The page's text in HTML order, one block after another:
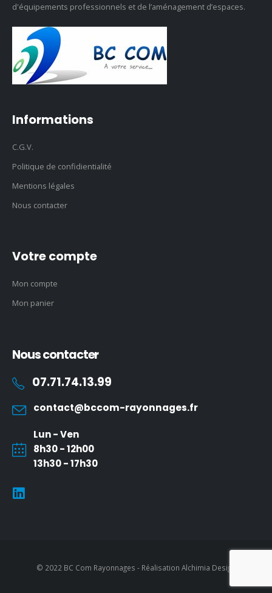
d'équipements professionnels et de l’aménagement d’espaces.
Informations
C.G.V.
Politique de confidientialité
Mentions légales
Nous contacter
Votre compte
Mon compte
Mon panier
Nous contacter
07.71.74.13.99
contact@bccom-rayonnages.fr
Lun - Ven
8h30 - 12h00
13h30 - 17h30
© 2022 BC Com Rayonnages - Réalisation Alchimia Design